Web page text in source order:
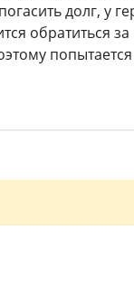
долг, у
обратиться